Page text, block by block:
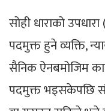
सोही धाराको
पदमुक्त हुने व्यक्ति,
सैनिक ऐनबमोजिम
पदमुक्त भइसकेपछि